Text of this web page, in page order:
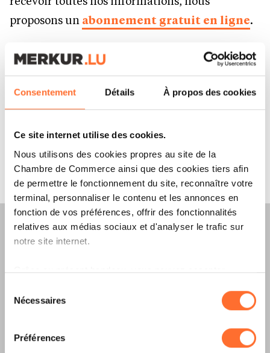
Consentement Détails À propos des cookies
Ce site internet utilise des cookies.
Nous utilisons des cookies propres au site de la
Chambre de Commerce ainsi que des cookies tiers afin
de permettre le fonctionnement du site, reconnaître votre
terminal, personnaliser le contenu et les annonces en
fonction de vos préférences, offrir des fonctionnalités
relatives aux médias sociaux et d'analyser le trafic sur
notre site internet.
Grâce au présent bandeau, vous pouvez accepter,
à l’exception des cookies strictement nécessaires au
fonctionnement du site. Une description des différents
cookies est accessible sous l’onglet « Détails » ci-
dessus.
Nécessaires
Préférences
proposons un abonnement gratuit en ligne.
Merkur est conçu, rédigé et piloté
exclusivement par une équipe rédactionnelle
interne à la Chambre de Commerce. Cette
cohérente, en prise directe avec les enjeux
économiques du Luxembourg et les besoins des
entreprises.
L’ÉDITION
ÉTÉ